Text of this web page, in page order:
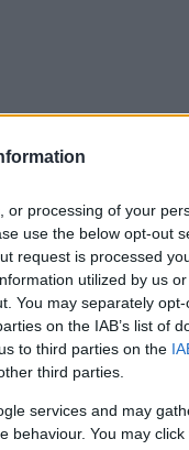
or processing of your
use the below opt-out
request is processed
utilized by us
You may separately
on the IAB’s list of
to third parties on the
third parties.
services and may
behaviour. You may